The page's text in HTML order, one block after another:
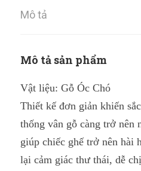
Mô tả
Mô tả sản phẩm
Vật liệu: Gỗ Óc Chó
Thiết kế đơn giản khiến
thống vân gỗ càng trở nên
giúp chiếc ghế trở nên hài
lại cảm giác thư thái, dễ